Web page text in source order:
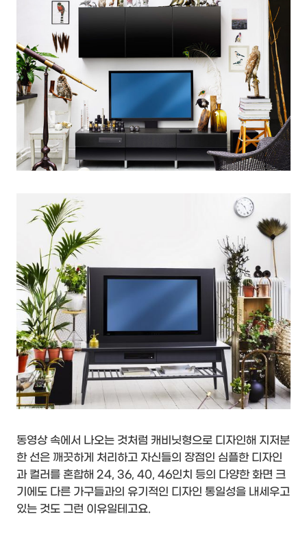
동영상 속에서 나오는 것처럼 캐비닛형으로 디자인해 지저분
한 선은 깨끗하게 처리하고 자신들의 장점인 심플한 디자인
과 컬러를 혼합해 24, 36, 40, 46인치 등의 다양한 화면 크
기에도 다른 가구들과의 유기적인 디자인 통일성을 내세우고
있는 것도 그런 이유일테고요.